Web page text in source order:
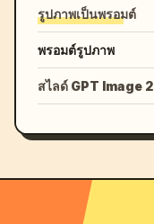
รูปภาพเป็นพรอมต์
พรอมต์รูปภาพ
สไลด์ GPT Image 2